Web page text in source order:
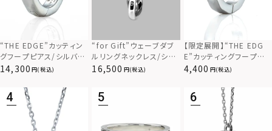
“THE EDGE”カッティン
グフープピアス/シルバー
925
14,300 (税込)
“for Gift”ウェーブダブ
ルリングネックレス/シル
バー×ブラック/シルバー
16,500 (税込)
【限定展開】“THE EDG
E”カッティングフープピ
アス/サージカルステンレ
4,400 (税込)